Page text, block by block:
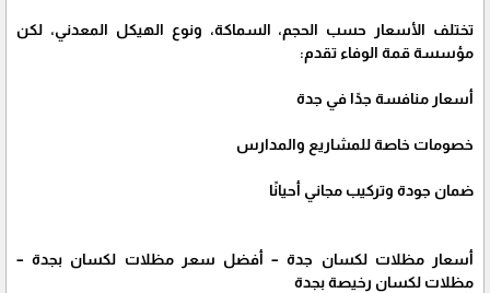
تختلف الأسعار حسب الحجم، السماكة، ونوع الهيكل المعدني، لكن
مؤسسة قمة الوفاء تقدم:
أسعار منافسة جدًا في جدة
خصومات خاصة للمشاريع والمدارس
ضمان جودة وتركيب مجاني أحيانًا
أسعار مظلات لكسان جدة – أفضل سعر مظلات لكسان بجدة –
مظلات لكسان رخيصة بجدة